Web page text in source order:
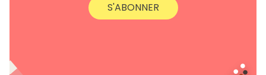
S'ABONNER